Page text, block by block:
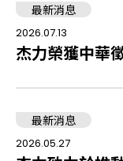
最新消息
2026.07.13
最新消息
2026.05.27